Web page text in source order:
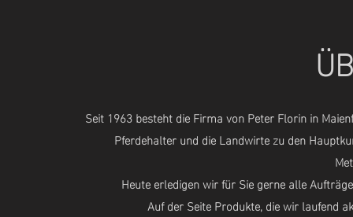
Seit 1963 besteht die Firma von Peter Florin in
Pferdehalter und die Landwirte zu den
Heute erledigen wir für Sie gerne alle
Auf der Seite Produkte, die wir laufend